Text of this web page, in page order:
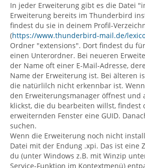
In jeder Erweiterung gibt es die Datei
Erweiterung bereits im Thunderbird
findest du sie in deinem Profil-
(https://www.thunderbird-mail.de/
Ordner "extensions". Dort findest du
einen Unterordner. Bei neueren
der Name oft einer E-Mail-Adresse,
Name der Erweiterung ist. Bei älteren
die natürlilch nicht erkennbar ist.
den Erweiterungsmanager öffnest und
klickst, die du bearbeiten willst, findest
erweiternden Fenster eine GUID.
suchen.
Wenn die Erweiterung noch nicht
Datei mit der Endung .xpi. Das ist eine
du (unter Windows z.B. mit Winzip
Service-Funktion im Kontextmenü)